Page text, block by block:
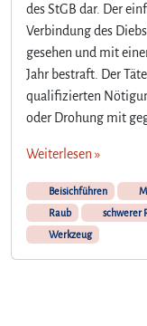
des StGB dar. Der
Verbindung des
gesehen und mit
Jahr bestraft. Der
qualifizierten
oder Drohung mit
Weiterlesen »
Beisichführen
Raub
schwerer
Werkzeug